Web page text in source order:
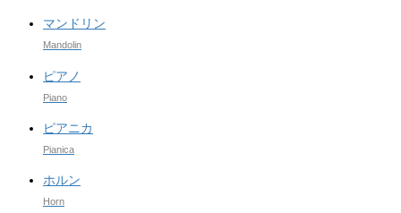
マンドリン
Mandolin
ピアノ
Piano
ピアニカ
Pianica
ホルン
Horn